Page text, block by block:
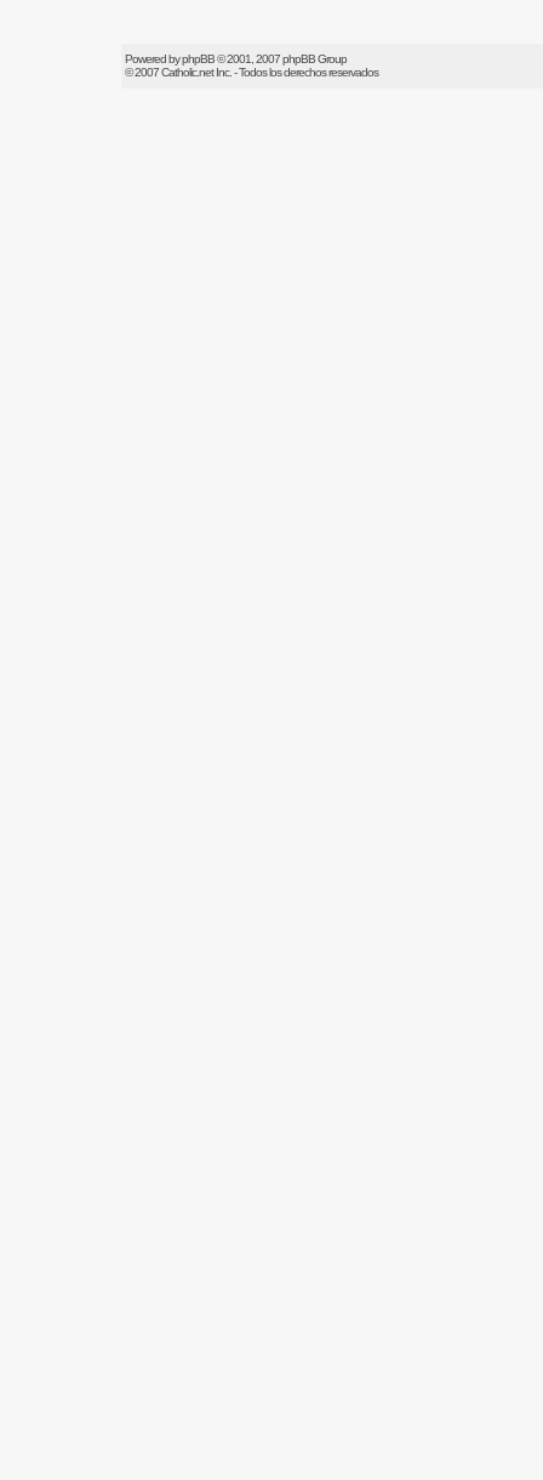
Powered byphpBB© 2001, 2007 phpBB Group
© 2007Catholic.netInc. - Todos los derechos reservados